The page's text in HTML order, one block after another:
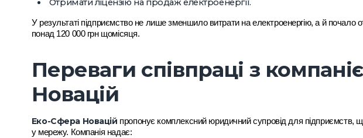
Отримати ліцензію на продаж електроенергії.
У результаті підприємство не лише зменшило витрати на електроенергію, а й почало
понад 120 000 грн щомісяця.
Переваги співпраці з
Новацій
Еко-Сфера Новацій пропонує комплексний юридичний супровід для підприємств,
у мережу. Компанія надає: